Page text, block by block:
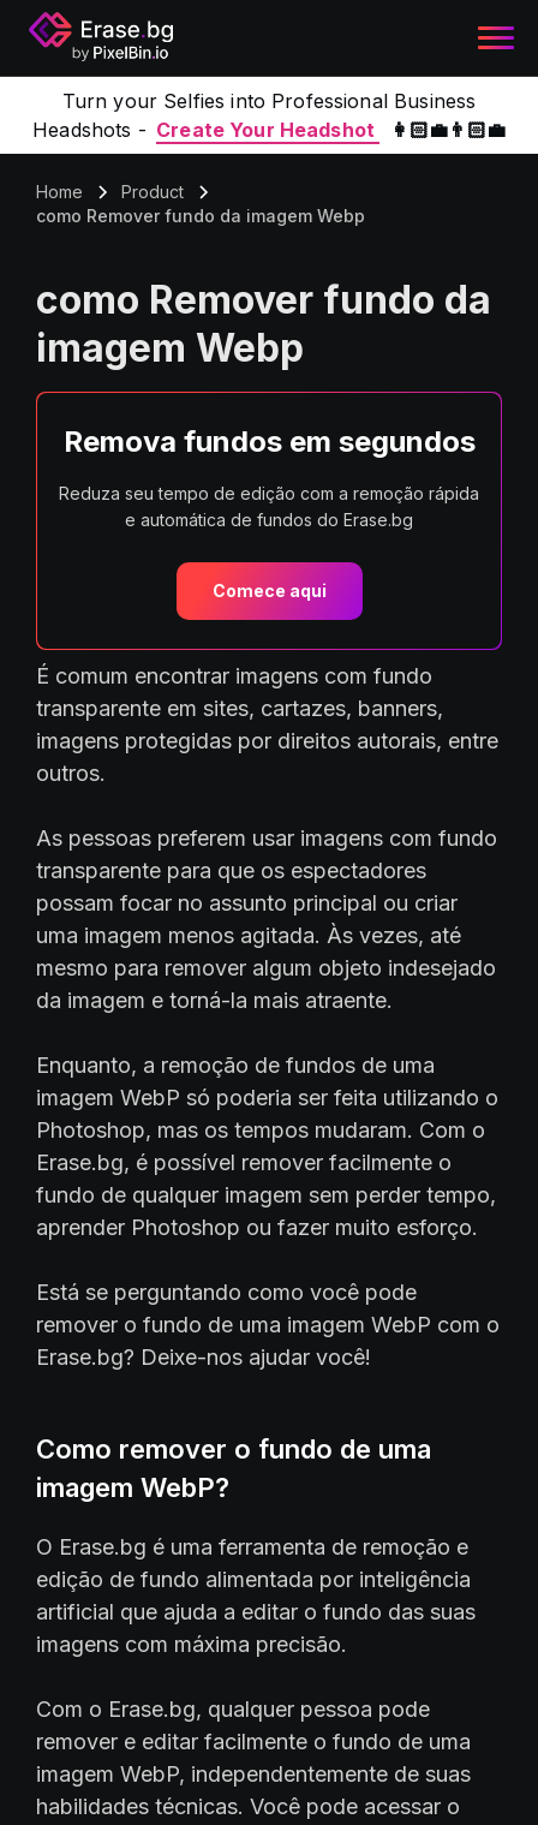
Turn your Selfies into Professional Business
Headshots - Create Your Headshot 👩🏻‍💼👨🏻‍💼
Home
Product
como Remover fundo da imagem Webp
como Remover fundo da
imagem Webp
Remova fundos em segundos
Reduza seu tempo de edição com a remoção rápida
e automática de fundos do Erase.bg
Comece aqui
É comum encontrar imagens com fundo
transparente em sites, cartazes, banners,
imagens protegidas por direitos autorais, entre
outros.
As pessoas preferem usar imagens com fundo
transparente para que os espectadores
possam focar no assunto principal ou criar
uma imagem menos agitada. Às vezes, até
mesmo para remover algum objeto indesejado
da imagem e torná-la mais atraente.
Enquanto, a remoção de fundos de uma
imagem WebP só poderia ser feita utilizando o
Photoshop, mas os tempos mudaram. Com o
Erase.bg, é possível remover facilmente o
fundo de qualquer imagem sem perder tempo,
aprender Photoshop ou fazer muito esforço.
Está se perguntando como você pode
remover o fundo de uma imagem WebP com o
Erase.bg? Deixe-nos ajudar você!
Como remover o fundo de uma
imagem WebP?
O Erase.bg é uma ferramenta de remoção e
edição de fundo alimentada por inteligência
artificial que ajuda a editar o fundo das suas
imagens com máxima precisão.
Com o Erase.bg, qualquer pessoa pode
remover e editar facilmente o fundo de uma
imagem WebP, independentemente de suas
habilidades técnicas. Você pode acessar o